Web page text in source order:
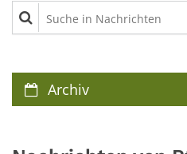
Suche in Nachrichten
Archiv